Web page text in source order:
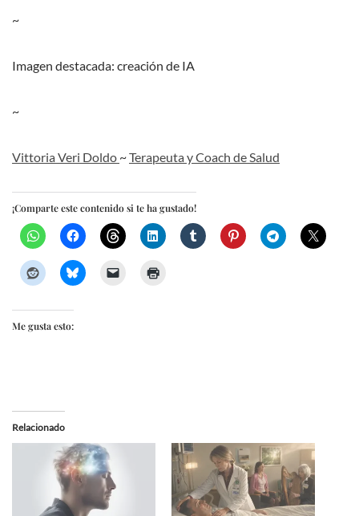
~
Imagen destacada: creación de IA
~
Vittoria Veri Doldo ~Terapeuta y Coach de Salud
¡Comparte este contenido si te ha gustado!
Me gusta esto:
Relacionado